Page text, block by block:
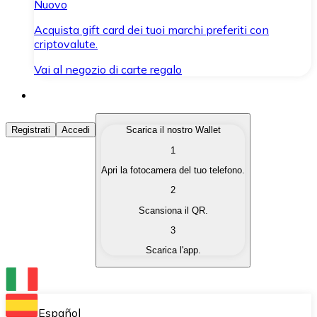
Nuovo
Acquista gift card dei tuoi marchi preferiti con
criptovalute.
Vai al negozio di carte regalo
Acquista Criptovalute
Acquista le criptovalute che ti interessano in modo
Converti le tue criptovalute in valuta fiat quando ne
Scambia una criptovaluta con un'altra
Conserva le tue cripto in un Wallet self-custodial.
Registrati Accedi
Scarica il nostro Wallet
1
Apri la fotocamera del tuo telefono.
2
Scansiona il QR.
3
Scarica l'app.
Español